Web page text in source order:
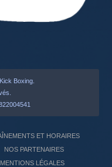
Boxing.
ET HORAIRES
NOS PARTENAIRES
MENTIONS LÉGALES